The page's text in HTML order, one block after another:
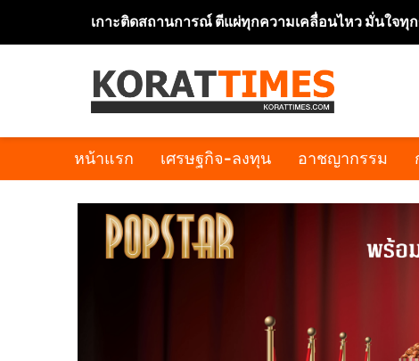
เกาะติดสถานการณ์ ตีแผ่ทุกความเคลื่อนไหว มั่นใจทุ
หน้าแรก เศรษฐกิจ-ลงทุน อาชญากรรม